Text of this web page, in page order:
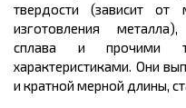
твердости (зависит от
изготовления
сплава и прочими
характеристиками. Они
и кратной мерной длины,